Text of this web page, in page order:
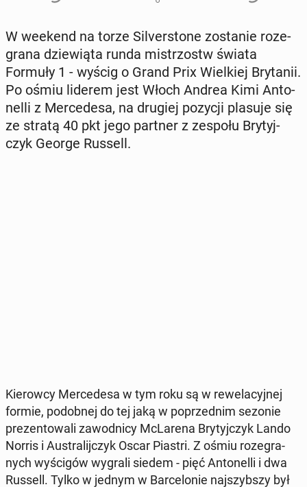
W weekend na torze Si­lver­sto­ne zo­sta­nie ro­ze­
gra­na dzie­wią­ta runda mi­strzostw świata
Formuły 1 - wyścig o Grand Prix Wiel­kiej Bry­ta­nii.
Po ośmiu liderem jest Włoch Andrea Kimi An­to­
nel­li z Mer­ce­de­sa, na drugiej pozycji plasuje się
ze stratą 40 pkt jego partner z zespołu Bry­tyj­
czyk George Russell.
Kie­row­cy Mer­ce­de­sa w tym roku są w re­we­la­cyj­nej
formie, po­dob­nej do tej jaką w po­przed­nim sezonie
pre­zen­to­wa­li za­wod­ni­cy McLa­re­na Bry­tyj­czyk Lando
Norris i Au­stra­lij­czyk Oscar Piastri. Z ośmiu ro­ze­gra­
nych wy­ści­gów wygrali siedem - pięć An­to­nel­li i dwa
Russell. Tylko w jednym w Bar­ce­lo­nie naj­szyb­szy był